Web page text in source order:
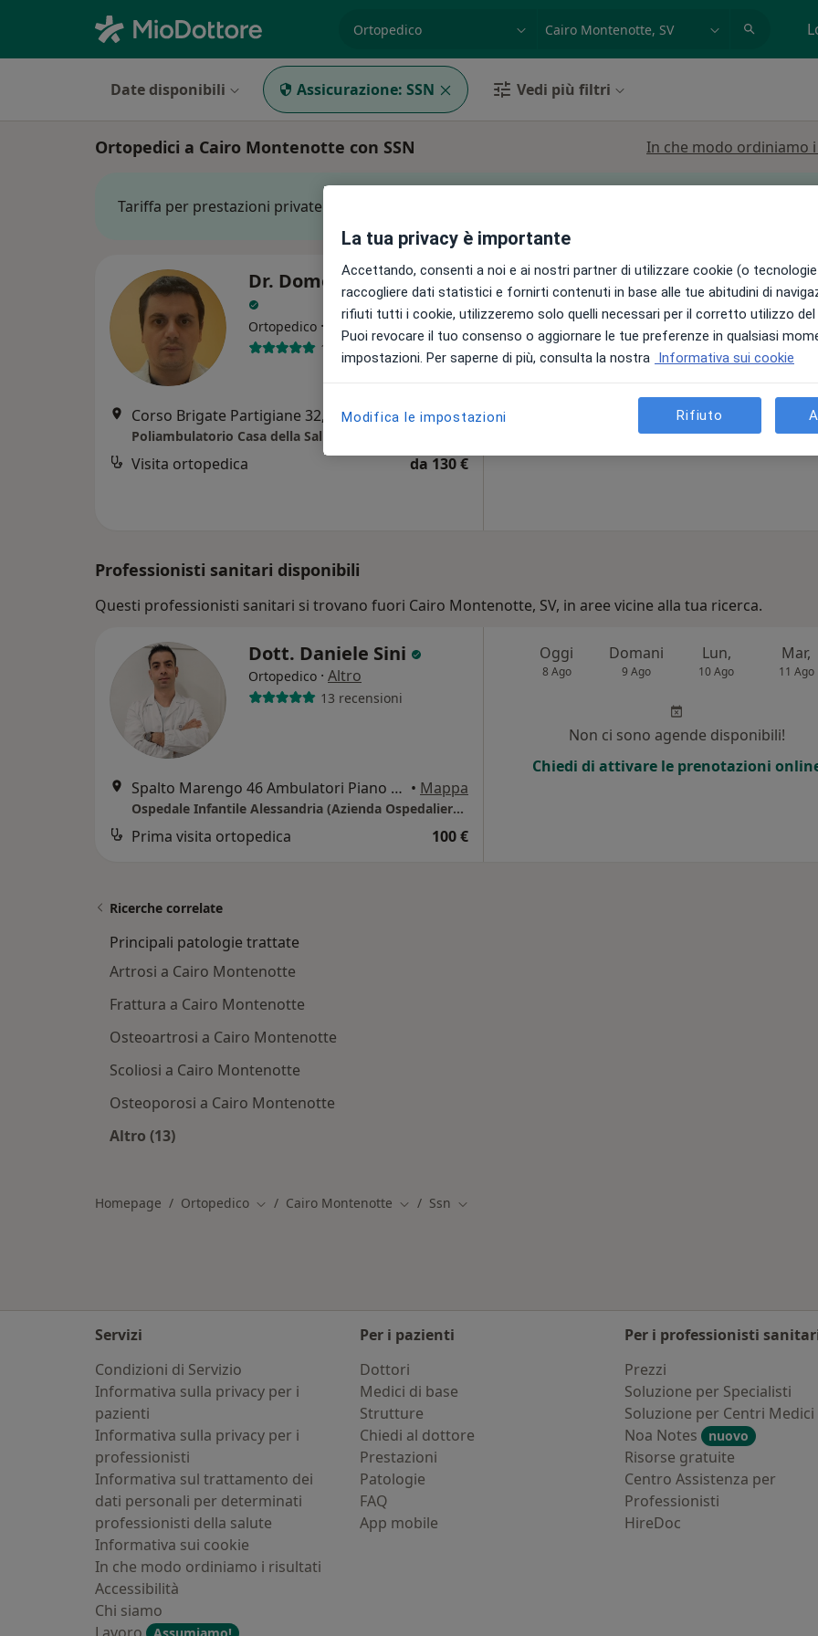
Date disponibili Assicurazione: SSN Vedi più filtri
Ortopedici a Cairo Montenotte con SSN In che modo ordiniamo
Tariffa per prestazioni private. L’importo può variare in base alla copertura assicurativa.
Dr. Domenico Simonetti
Ortopedico · Altro
159 recensioni
Corso Brigate Partigiane 32, Cairo Montenotte • Mappa
Visita ortopedica da 130 €
Oggi
8 Ago
Domani
9 Ago
Lun,
10 Ago
Mar,
11 Ago
Non ci sono agende disponibili!
Chiedi di attivare le prenotazioni
Professionisti sanitari disponibili
Questi professionisti sanitari si trovano fuori Cairo Montenotte, SV, in aree vicine alla tua ricerca.
Dott. Daniele Sini
Ortopedico · Altro
13 recensioni
Spalto Marengo 46 Ambulatori Piano Terra, Alessandria • Mappa
Ospedale Infantile Alessandria (Azienda Ospedaliera SS Antonio e Biagio e Cesare Arrigo)
Prima visita ortopedica 100 €
Oggi
8 Ago
Domani
9 Ago
Lun,
10 Ago
Mar,
11 Ago
Non ci sono agende disponibili!
Chiedi di attivare le prenotazioni
Ricerche correlate
Principali patologie trattate
Artrosi a Cairo Montenotte
Frattura a Cairo Montenotte
Osteoartrosi a Cairo Montenotte
Scoliosi a Cairo Montenotte
Osteoporosi a Cairo Montenotte
Altro (13)
Homepage Ortopedico Cambia città
Cairo Montenotte Cambia città
Ssn Cambia città
Servizi
Condizioni di Servizio
Informativa sulla privacy per i
pazienti
Informativa sulla privacy per i
professionisti
Informativa sul trattamento dei
dati personali per determinati
professionisti della salute
Informativa sui cookie
In che modo ordiniamo i risultati
Accessibilità
Chi siamo
Per i pazienti
Dottori
Medici di base
Strutture
Chiedi al dottore
Prestazioni
Patologie
FAQ
App mobile
Per i professionisti
Prezzi
Soluzione per Specialisti
Soluzione per Centri Medici
Noa Notes
nuovo
Risorse gratuite
Centro Assistenza per
Professionisti
HireDoc
La tua privacy è importante
Accettando, consenti a noi e ai nostri partner di utilizzare cookie (o
raccogliere dati statistici e fornirti contenuti in base alle tue abitudini di
rifiuti tutti i cookie, utilizzeremo solo quelli necessari per il corretto utilizzo
Puoi revocare il tuo consenso o aggiornare le tue preferenze in qualsiasi
impostazioni. Per saperne di più, consulta la nostra Informativa sui cookie
Modifica le impostazioni Rifiuto